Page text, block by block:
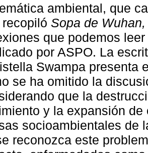
ambiental, que
Sopa de Wuhan,
que podemos
por ASPO. La
Swampa presenta
se ha omitido la
que la
y la expansión
socioambientales de
reconozca este